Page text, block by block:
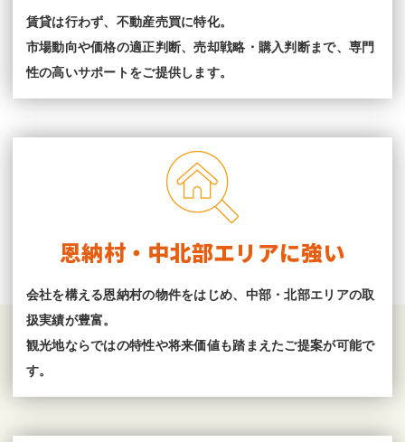
賃貸は行わず、不動産売買に特化。
市場動向や価格の適正判断、売却戦略・購入判断まで、専門
性の高いサポートをご提供します。
恩納村・中北部エリアに強い
会社を構える恩納村の物件をはじめ、中部・北部エリアの取
扱実績が豊富。
観光地ならではの特性や将来価値も踏まえたご提案が可能で
す。